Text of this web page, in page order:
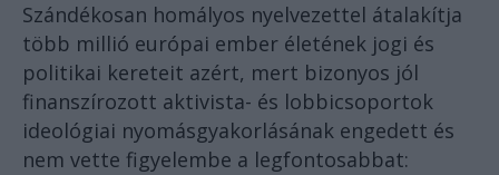
Szándékosan homályos nyelvezettel átalakítja
több millió európai ember életének jogi és
politikai kereteit azért, mert bizonyos jól
finanszírozott aktivista- és lobbicsoportok
ideológiai nyomásgyakorlásának engedett és
nem vette figyelembe a legfontosabbat: